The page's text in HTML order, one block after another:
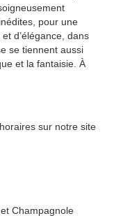
pour une
d’élégance, dans
se tiennent aussi
et la fantaisie. À
sur notre site
Champagnole